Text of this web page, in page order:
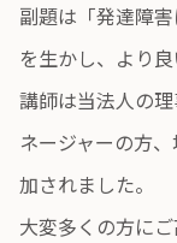
副題は「発達障
を生かし、より良
講師は当法人の
ネージャーの方
加されました。
大変多くの方に